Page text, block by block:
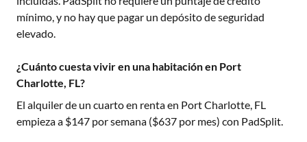
mínimo, y no hay que pagar un depósito de seguridad
elevado.
¿Cuánto cuesta vivir en una habitación en Port
Charlotte, FL?
El alquiler de un cuarto en renta en Port Charlotte, FL
empieza a $147 por semana ($637 por mes) con PadSplit.